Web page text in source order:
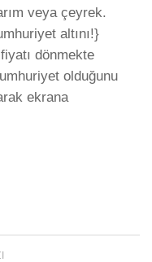
veya çeyrek.
altını!}
dönmekte
olduğunu
ekrana